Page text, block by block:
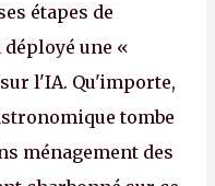
étapes de
une «
l'IA. Qu'importe,
tombe
ménagement des